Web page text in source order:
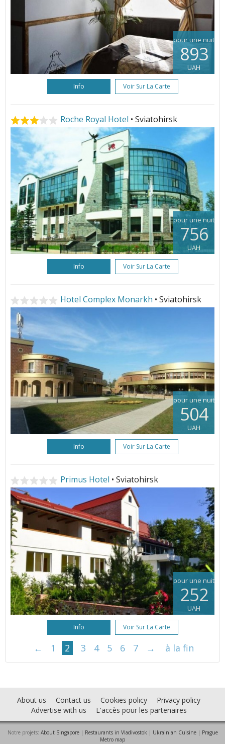
pour une nuit
893
UAH
Info Voir Sur La Carte
Roche Royal Hotel • Sviatohirsk
pour une nuit
756
UAH
Info Voir Sur La Carte
Hotel Complex Monarkh • Sviatohirsk
pour une nuit
504
UAH
Info Voir Sur La Carte
Primus Hotel • Sviatohirsk
pour une nuit
252
UAH
Info Voir Sur La Carte
← 1 2 3 4 5 6 7 → à la fin
About us Contact us Cookies policy
Privacy policy
Advertise with us
L'accès pour les partenaires
Notre projets: About Singapore| Restaurants in Vladivostok | Ukrainian Cuisine| Prague
Metro map